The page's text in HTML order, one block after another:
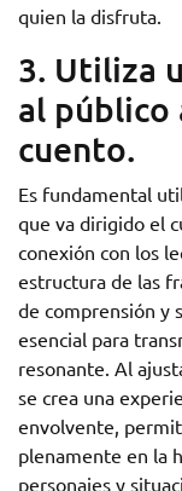
quien la disfruta.
3. Utiliza
al público
cuento.
Es fundamental
que va dirigido el
conexión con los
estructura de las
de comprensión y
esencial para
resonante. Al
se crea una
envolvente,
plenamente en la
personajes y